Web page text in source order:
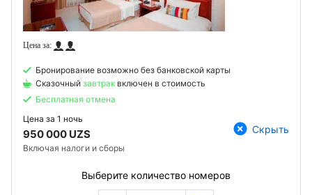
Бронирование возможно без банковской карты
Сказочный завтрак включен в стоимость
Бесплатная отмена
Цена за 1 ночь
950 000 UZS
Включая налоги и сборы
Скрыть
Выберите количество номеров